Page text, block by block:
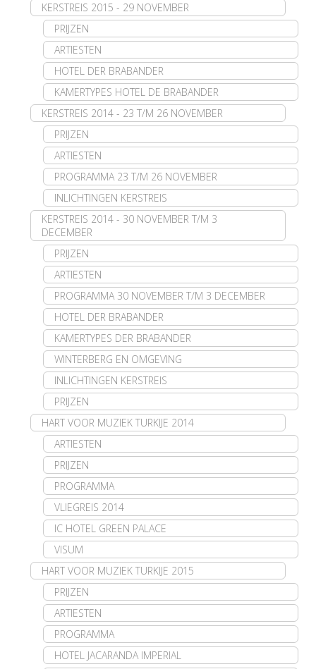
KERSTREIS 2015 - 29 NOVEMBER
PRIJZEN
ARTIESTEN
HOTEL DER BRABANDER
KAMERTYPES HOTEL DE BRABANDER
KERSTREIS 2014 - 23 T/M 26 NOVEMBER
PRIJZEN
ARTIESTEN
PROGRAMMA 23 T/M 26 NOVEMBER
INLICHTINGEN KERSTREIS
KERSTREIS 2014 - 30 NOVEMBER T/M 3
DECEMBER
PRIJZEN
ARTIESTEN
PROGRAMMA 30 NOVEMBER T/M 3 DECEMBER
HOTEL DER BRABANDER
KAMERTYPES DER BRABANDER
WINTERBERG EN OMGEVING
INLICHTINGEN KERSTREIS
PRIJZEN
HART VOOR MUZIEK TURKIJE 2014
ARTIESTEN
PRIJZEN
PROGRAMMA
VLIEGREIS 2014
IC HOTEL GREEN PALACE
VISUM
HART VOOR MUZIEK TURKIJE 2015
PRIJZEN
ARTIESTEN
PROGRAMMA
HOTEL JACARANDA IMPERIAL